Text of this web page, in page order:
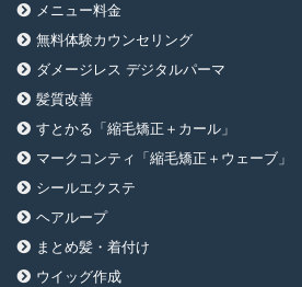
メニュー料金
無料体験カウンセリング
ダメージレス デジタルパーマ
髪質改善
すとかる「縮毛矯正＋カール」
マークコンティ「縮毛矯正＋ウェーブ」
シールエクステ
ヘアループ
まとめ髪・着付け
ウイッグ作成